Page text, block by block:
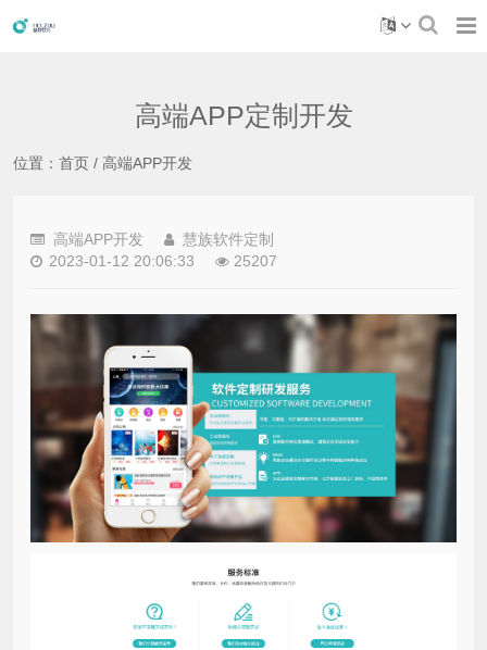
高端APP定制开发
位置： 首页 / 高端APP开发
高端APP开发
慧族软件定制
2023-01-12 20:06:33
25207